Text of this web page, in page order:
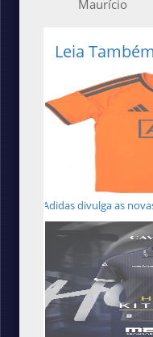
Maurício
Leia
Adidas divulga as